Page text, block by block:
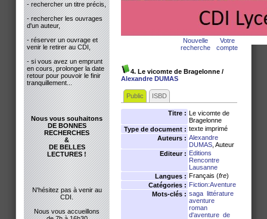
Nouvelle
recherche
Votre
compte
4. Le vicomte de Bragelonne /
Alexandre DUMAS
Public ISBD
Titre : Le vicomte de
Bragelonne
Type de document : texte imprimé
Auteurs : Alexandre
DUMAS , Auteur
Editeur : Editions
Rencontre
Lausanne
Langues : Français (fre)
Catégories : Fiction:Aventure
Mots-clés : saga littérature
aventure
roman
d'aventure de
- rechercher un titre précis,
- rechercher les ouvrages
d'un auteur,
- réserver un ouvrage et
venir le retirer au CDI,
- si vous avez un emprunt
en cours, prolonger la date
retour pour pouvoir le finir
tranquillement...
Nous vous souhaitons
DE BONNES
RECHERCHES
&
DE BELLES
LECTURES !
N'hésitez pas à venir au
CDI.
Nous vous accueillons